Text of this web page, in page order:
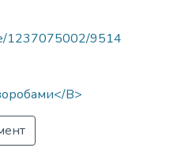
1237075002/9514
B>